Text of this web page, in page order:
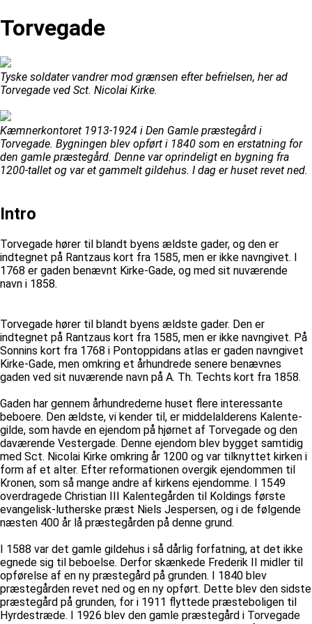
Torvegade
Tyske soldater vandrer mod grænsen efter befrielsen, her ad
Torvegade ved Sct. Nicolai Kirke.
Kæmnerkontoret 1913-1924 i Den Gamle præstegård i
Torvegade. Bygningen blev opført i 1840 som en erstatning for
den gamle præstegård. Denne var oprindeligt en bygning fra
1200-tallet og var et gammelt gildehus. I dag er huset revet ned.
Intro
Torvegade hører til blandt byens ældste gader, og den er
indtegnet på Rantzaus kort fra 1585, men er ikke navngivet. I
1768 er gaden benævnt Kirke-Gade, og med sit nuværende
navn i 1858.
Torvegade hører til blandt byens ældste gader. Den er
indtegnet på Rantzaus kort fra 1585, men er ikke navngivet. På
Sonnins kort fra 1768 i Pontoppidans atlas er gaden navngivet
Kirke-Gade, men omkring et århundrede senere benævnes
gaden ved sit nuværende navn på A. Th. Techts kort fra 1858.
Gaden har gennem århundrederne huset flere interessante
beboere. Den ældste, vi kender til, er middelalderens Kalente-
gilde, som havde en ejendom på hjørnet af Torvegade og den
daværende Vestergade. Denne ejendom blev bygget samtidig
med Sct. Nicolai Kirke omkring år 1200 og var tilknyttet kirken i
form af et alter. Efter reformationen overgik ejendommen til
Kronen, som så mange andre af kirkens ejendomme. I 1549
overdragede Christian III Kalentegården til Koldings første
evangelisk-lutherske præst Niels Jespersen, og i de følgende
næsten 400 år lå præstegården på denne grund.
I 1588 var det gamle gildehus i så dårlig forfatning, at det ikke
egnede sig til beboelse. Derfor skænkede Frederik II midler til
opførelse af en ny præstegård på grunden. I 1840 blev
præstegården revet ned og en ny opført. Dette blev den sidste
præstegård på grunden, for i 1911 flyttede præsteboligen til
Hyrdestræde. I 1926 blev den gamle præstegård i Torvegade